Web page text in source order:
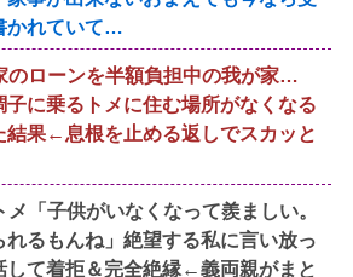
かれていて…
のローンを半額負担中の我が家…
子に乗るトメに住む場所がなくなる
結果←息根を止める返しでスカッと
「子供がいなくなって羨ましい。
るもんね」絶望する私に言い放っ
して着拒＆完全絶縁←義両親がまと